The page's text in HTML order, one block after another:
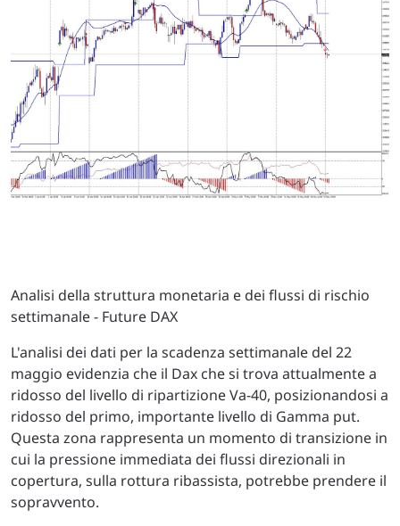
Analisi della struttura monetaria e dei flussi di rischio
settimanale - Future DAX
L'analisi dei dati per la scadenza settimanale del 22
maggio evidenzia che il Dax che si trova attualmente a
ridosso del livello di ripartizione Va-40, posizionandosi a
ridosso del primo, importante livello di Gamma put.
Questa zona rappresenta un momento di transizione in
cui la pressione immediata dei flussi direzionali in
copertura, sulla rottura ribassista, potrebbe prendere il
sopravvento.